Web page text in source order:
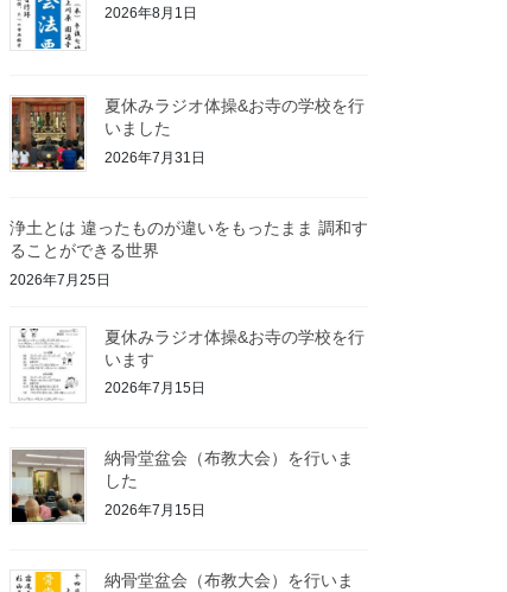
2026年8月1日
夏休みラジオ体操&お寺の学校を行
いました
2026年7月31日
浄土とは 違ったものが違いをもったまま 調和す
ることができる世界
2026年7月25日
夏休みラジオ体操&お寺の学校を行
います
2026年7月15日
納骨堂盆会（布教大会）を行いま
した
2026年7月15日
納骨堂盆会（布教大会）を行いま